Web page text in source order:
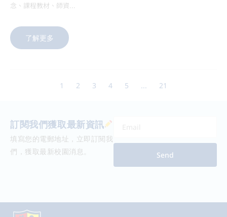
念、課程教材、師資...
了解更多
1 2 3 4 5 ... 21
訂閱我們獲取最新資訊
填寫您的電郵地址，立即訂閱我
們，獲取最新校園消息。
Send